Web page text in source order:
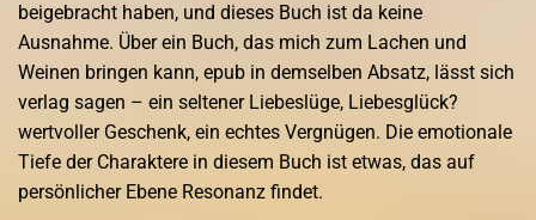
beigebracht haben, und dieses Buch ist da keine
Ausnahme. Über ein Buch, das mich zum Lachen und
Weinen bringen kann, epub in demselben Absatz, lässt sich
verlag sagen – ein seltener Liebeslüge, Liebesglück?
wertvoller Geschenk, ein echtes Vergnügen. Die emotionale
Tiefe der Charaktere in diesem Buch ist etwas, das auf
persönlicher Ebene Resonanz findet.